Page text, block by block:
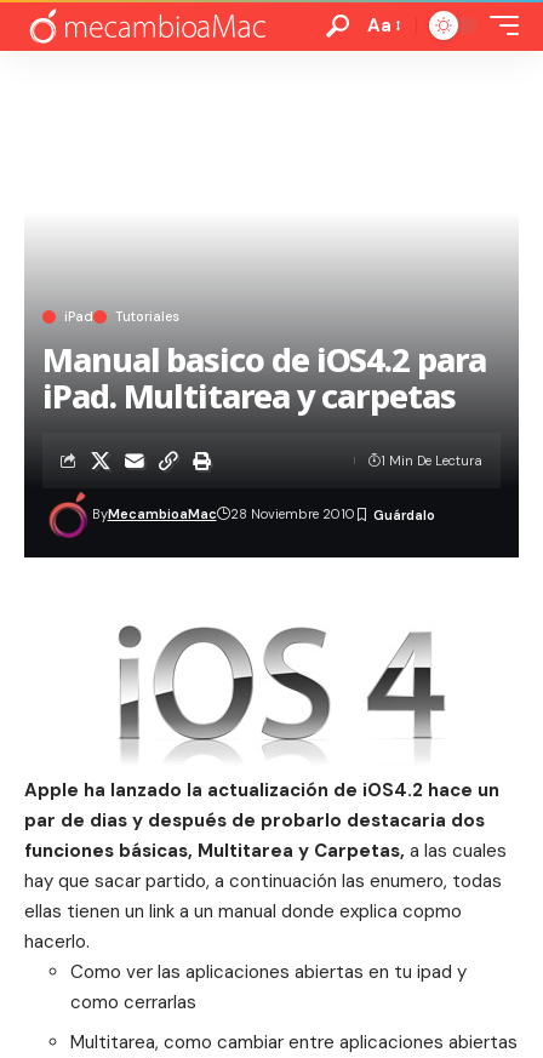
Aa
iPad Tutoriales
Manual basico de iOS4.2 para
iPad. Multitarea y carpetas
ByMecambioaMac 28 Noviembre 2010
1 Min De Lectura
Apple ha lanzado la actualización de iOS4.2 hace un
par de dias y después de probarlo destacaria dos
funciones básicas, Multitarea y Carpetas, a las cuales
hay que sacar partido, a continuación las enumero, todas
ellas tienen un link a un manual donde explica copmo
hacerlo.
Como ver las aplicaciones abiertas en tu ipad y
como cerrarlas
Multitarea, como cambiar entre aplicaciones abiertas